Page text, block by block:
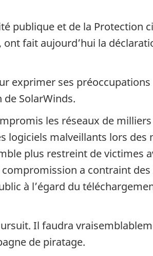
publique et de la Protection
ont fait aujourd’hui la
exprimer ses préoccupations
SolarWinds.
les réseaux de
logiciels malveillants lors des
plus restreint de victimes
a contraint
à l’égard du
Il faudra
de piratage.